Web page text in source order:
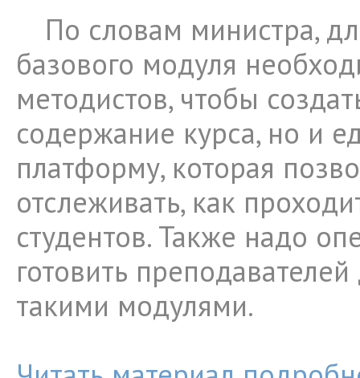
По словам министра,
базового модуля
методистов, чтобы
содержание курса, но и
платформу, которая
отслеживать, как
студентов. Также надо
готовить
такими модулями.